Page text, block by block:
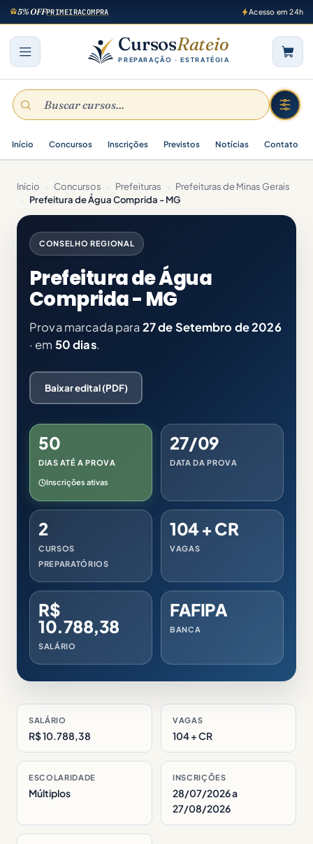
5% OFFPRIMEIRACOMPRA Acesso em 24h
CursosRateio
PREPARAÇÃO · ESTRATÉGIA
Início Concursos Inscrições Previstos Notícias Contato
Início › Concursos › Prefeituras ›
Prefeituras de Minas Gerais
›
Prefeitura de Água Comprida - MG
CONSELHO REGIONAL
Prefeitura de Água
Comprida - MG
Prova marcada para27 de Setembro de 2026
· em 50 dias.
Baixar edital (PDF)
50
DIAS ATÉ A PROVA
Inscrições ativas
27/09
DATA DA PROVA
2
CURSOS
PREPARATÓRIOS
104 + CR
VAGAS
R$
10.788,38
SALÁRIO
FAFIPA
BANCA
SALÁRIO
R$ 10.788,38
VAGAS
104 + CR
ESCOLARIDADE
Múltiplos
INSCRIÇÕES
28/07/2026 a
27/08/2026